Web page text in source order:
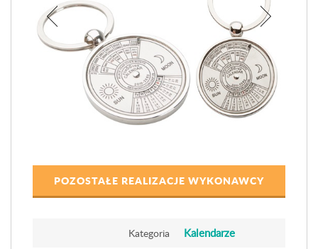
POZOSTAŁE REALIZACJE WYKONAWCY
Kategoria Kalendarze